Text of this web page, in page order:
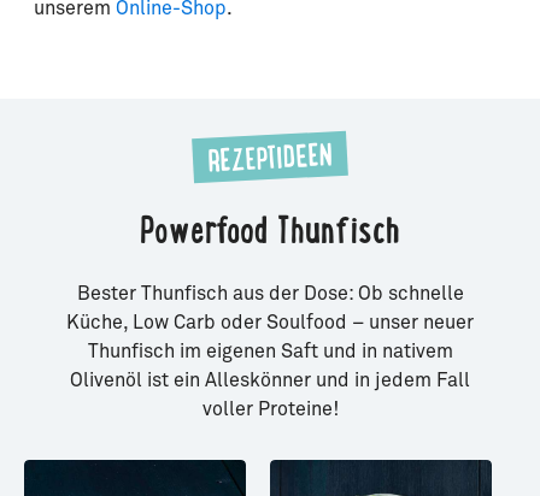
unserem Online-Shop.
REZEPTIDEEN
Powerfood Thunfisch
Bester Thunfisch aus der Dose: Ob schnelle
Küche, Low Carb oder Soulfood – unser neuer
Thunfisch im eigenen Saft und in nativem
Olivenöl ist ein Alleskönner und in jedem Fall
voller Proteine!